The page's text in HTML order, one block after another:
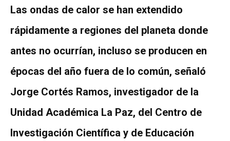
Las ondas de calor se han extendido
rápidamente a regiones del planeta donde
antes no ocurrían, incluso se producen en
épocas del año fuera de lo común, señaló
Jorge Cortés Ramos, investigador de la
Unidad Académica La Paz, del Centro de
Investigación Científica y de Educación